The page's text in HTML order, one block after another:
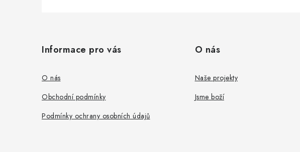
Informace pro vás
O nás
Obchodní podmínky
Podmínky ochrany osobních údajů
O nás
Naše projekty
Jsme boží